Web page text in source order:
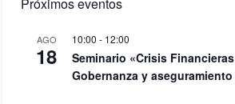
Próximos eventos
AGO
18
10:00 - 12:00
Seminario «Crisis
Gobernanza y